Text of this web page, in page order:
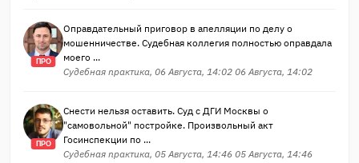
ПРО
Оправдательный приговор в апелляции по делу о
мошенничестве. Судебная коллегия полностью оправдала
моего ...
Судебная практика, 06 Августа, 14:02 06 Августа, 14:02
ПРО
Снести нельзя оставить. Суд с ДГИ Москвы о
"самовольной" постройке. Произвольный акт
Госинспекции по ...
Судебная практика, 05 Августа, 14:46 05 Августа, 14:46